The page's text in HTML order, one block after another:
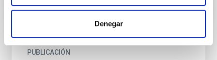
Denegar
PUBLICACIÓN